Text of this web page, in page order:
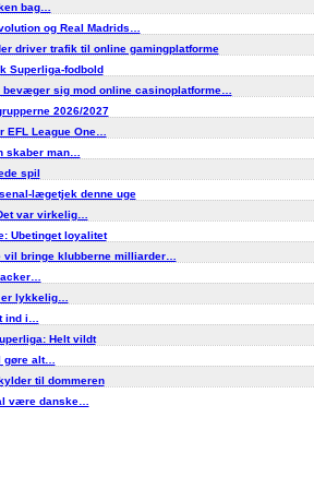
bag…
og Real Madrids…
driver trafik til online gamingplatforme
Superliga-fodbold
sig mod online casinoplatforme…
2026/2027
EFL League One…
skaber man…
spil
lægetjek denne uge
var virkelig…
Ubetinget loyalitet
vil bringe klubberne milliarder…
lykkelig…
ind i…
Helt vildt
alt…
til dommeren
være danske…